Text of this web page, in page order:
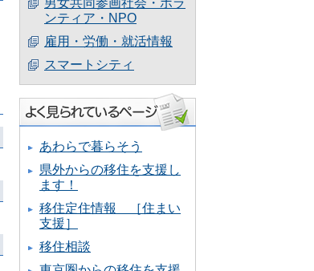
男女共同参画社会・ボラ
ンティア・NPO
雇用・労働・就活情報
スマートシティ
あわらで暮らそう
県外からの移住を支援し
ます！
移住定住情報 ［住まい
支援］
移住相談